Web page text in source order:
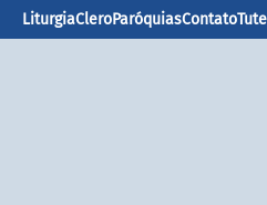
LiturgiaCleroParóquiasContato